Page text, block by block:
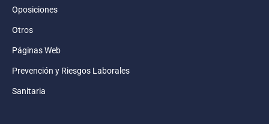
Oposiciones
Otros
Páginas Web
Prevención y Riesgos Laborales
Sanitaria